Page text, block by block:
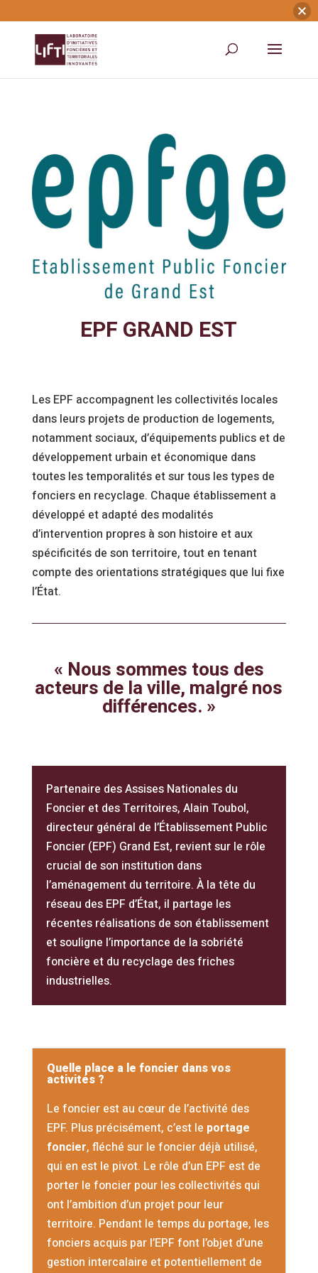
EPF GRAND EST
Les EPF accompagnent les collectivités locales
dans leurs projets de production de logements,
notamment sociaux, d’équipements publics et de
développement urbain et économique dans
toutes les temporalités et sur tous les types de
fonciers en recyclage. Chaque établissement a
développé et adapté des modalités
d’intervention propres à son histoire et aux
spécificités de son territoire, tout en tenant
compte des orientations stratégiques que lui fixe
l’État.
« Nous sommes tous des
acteurs de la ville, malgré nos
différences. »
Partenaire des Assises Nationales du
Foncier et des Territoires, Alain Toubol,
directeur général de l’Établissement Public
Foncier (EPF) Grand Est, revient sur le rôle
crucial de son institution dans
l’aménagement du territoire. À la tête du
réseau des EPF d’État, il partage les
récentes réalisations de son établissement
et souligne l’importance de la sobriété
foncière et du recyclage des friches
industrielles.
Quelle place a le foncier dans vos
activités ?
Le foncier est au cœur de l’activité des
EPF. Plus précisément, c’est le portage
foncier, fléché sur le foncier déjà utilisé,
qui en est le pivot. Le rôle d’un EPF est de
porter le foncier pour les collectivités qui
ont l’ambition d’un projet pour leur
territoire. Pendant le temps du portage, les
fonciers acquis par l’EPF font l’objet d’une
gestion intercalaire et potentiellement de